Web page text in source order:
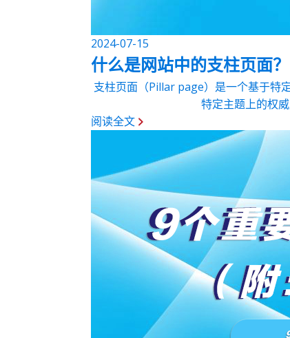
2024-07-15
什么是网站中的支柱页面？
支柱页面（Pillar page）是一个基于特
特定主题上的权
阅读全文